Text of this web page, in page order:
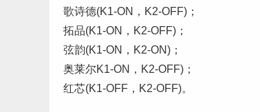
歌诗德(K1-ON，K2-OFF)；
拓品(K1-ON，K2-OFF)；
弦韵(K1-ON，K2-ON)；
奥莱尔K1-ON，K2-OFF)；
红芯(K1-OFF，K2-OFF)。